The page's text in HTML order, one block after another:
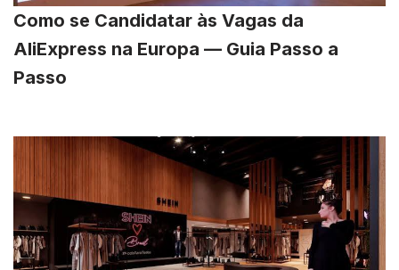
Como se Candidatar às Vagas da
AliExpress na Europa — Guia Passo a
Passo